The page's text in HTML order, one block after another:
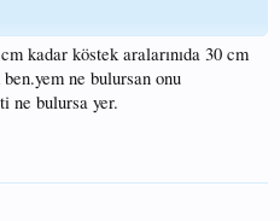
kadar köstek aralarınıda 30 cm
ne bulursan onu
ne bulursa yer.